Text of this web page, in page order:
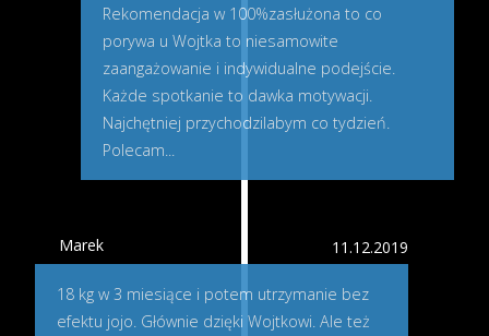
Rekomendacja w 100%zasłużona to co
porywa u Wojtka to niesamowite
zaangażowanie i indywidualne podejście.
Każde spotkanie to dawka motywacji.
Najchętniej przychodzilabym co tydzień.
Polecam...
Marek 11.12.2019
18 kg w 3 miesiące i potem utrzymanie bez
efektu jojo. Głównie dzięki Wojtkowi. Ale też